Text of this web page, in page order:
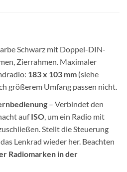
Schwarz mit Doppel-DIN-
Zierrahmen. Maximaler
183 x 103 mm(siehe
größerem Umfang passen nicht.
– Verbindet den
aufISO, um ein Radio mit
Stellt die Steuerung
Lenkrad wieder her. Beachten
Radiomarken in der